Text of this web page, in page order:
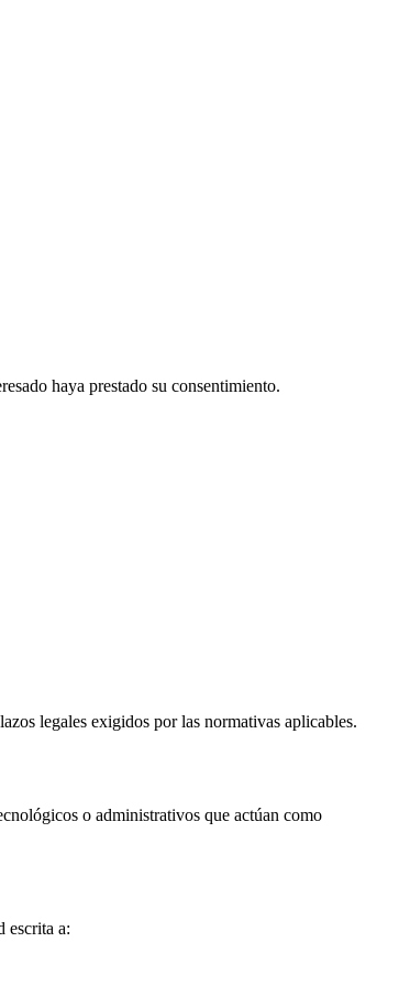
haya prestado su consentimiento.
legales exigidos por las normativas aplicables.
o administrativos que actúan como
escrita a: